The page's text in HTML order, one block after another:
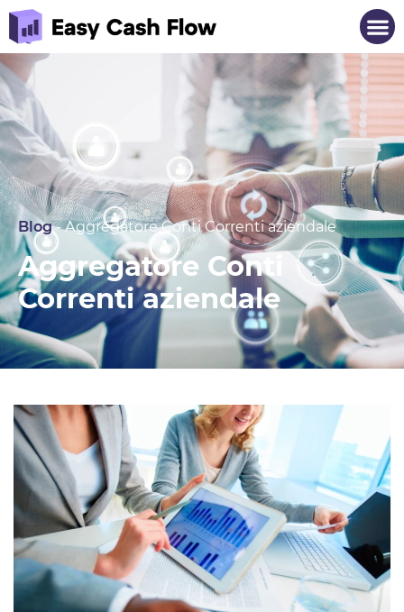
Blog-Aggregatore Conti Correnti aziendale
Aggregatore Conti
Correnti aziendale